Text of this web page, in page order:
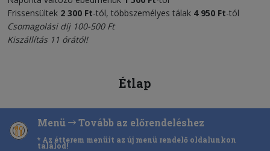
Frissensültek 2 300 Ft-tól, többszemélyes tálak 4 950 Ft-tól
Csomagolási díj 100-500 Ft
Kiszállítás 11 órától!
Étlap
Menü Tovább az előrendeléshez
* Az étterem menüit az új menü rendelő oldalunkon
találod!